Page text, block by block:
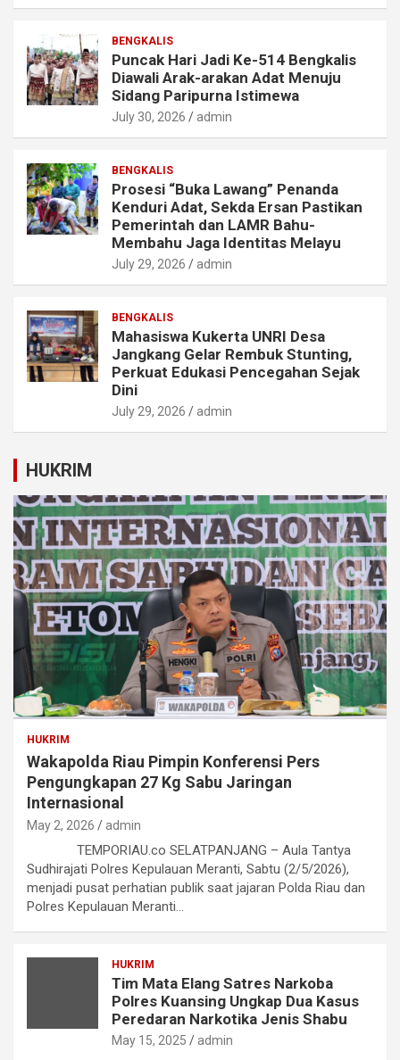
BENGKALIS
Puncak Hari Jadi Ke-514 Bengkalis
Diawali Arak-arakan Adat Menuju
Sidang Paripurna Istimewa
July 30, 2026 admin
BENGKALIS
Prosesi “Buka Lawang” Penanda
Kenduri Adat, Sekda Ersan Pastikan
Pemerintah dan LAMR Bahu-
Membahu Jaga Identitas Melayu
July 29, 2026 admin
BENGKALIS
Mahasiswa Kukerta UNRI Desa
Jangkang Gelar Rembuk Stunting,
Perkuat Edukasi Pencegahan Sejak
Dini
July 29, 2026 admin
HUKRIM
HUKRIM
Wakapolda Riau Pimpin Konferensi Pers
Pengungkapan 27 Kg Sabu Jaringan
Internasional
May 2, 2026 admin
TEMPORIAU.co SELATPANJANG – Aula Tantya
Sudhirajati Polres Kepulauan Meranti, Sabtu (2/5/2026),
menjadi pusat perhatian publik saat jajaran Polda Riau dan
Polres Kepulauan Meranti…
HUKRIM
Tim Mata Elang Satres Narkoba
Polres Kuansing Ungkap Dua Kasus
Peredaran Narkotika Jenis Shabu
May 15, 2025 admin